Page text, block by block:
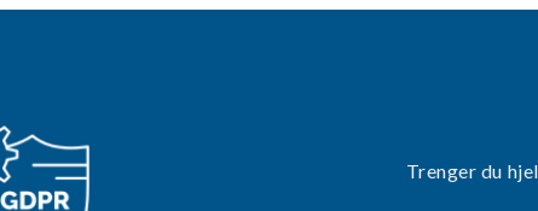
Trenger du